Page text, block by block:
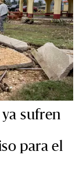
sufren
para el